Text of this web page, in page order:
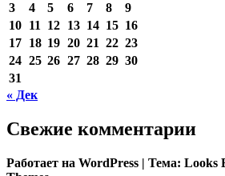
3
4 5 6 7 8
9
10 11 12 13 14 15 16
17 18 19 20 21 22 23
24 25 26 27 28 29 30
31
« Дек
Свежие комментарии
Работает на WordPress | Тема: Looks